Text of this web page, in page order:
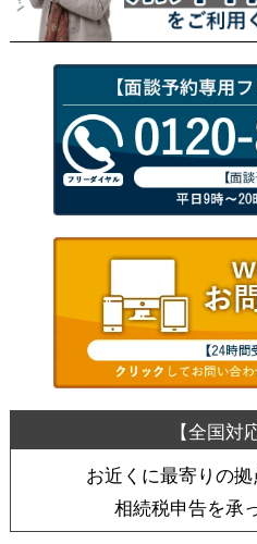
お近くに最寄りの
相続税申告を承